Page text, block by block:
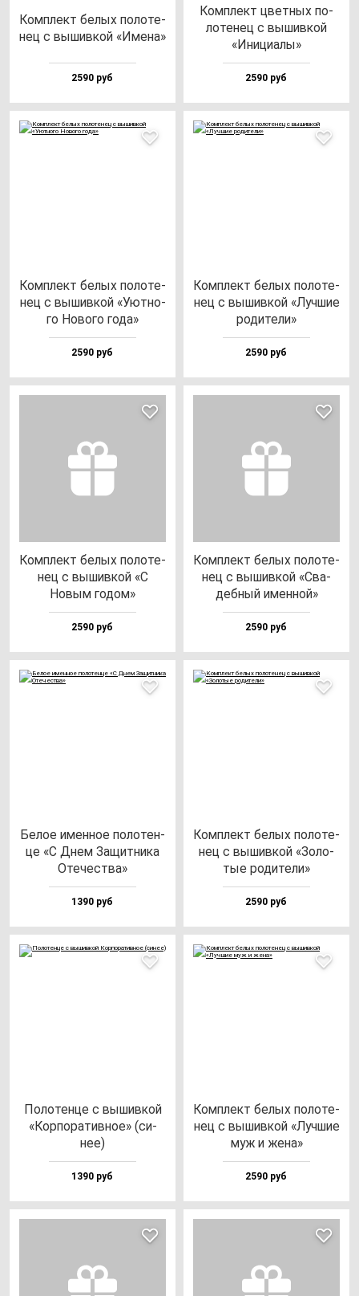
Ком­плект бе­лых по­ло­те­
нец с вы­шив­кой «Име­на»
2590 руб
Ком­плект цвет­ных по­
ло­те­нец с вы­шив­кой
«Ини­ци­алы»
2590 руб
Ком­плект бе­лых по­ло­те­
нец с вы­шив­кой «Уют­но­
го Ново­го го­да»
2590 руб
Ком­плект бе­лых по­ло­те­
нец с вы­шив­кой «Луч­шие
ро­ди­те­ли»
2590 руб
Ком­плект бе­лых по­ло­те­
нец с вы­шив­кой «С
Новым го­дом»
2590 руб
Ком­плект бе­лых по­ло­те­
нец с вы­шив­кой «Сва­
деб­ный имен­ной»
2590 руб
Белое имен­ное по­ло­тен­
це «С Днем Защит­ни­ка
Оте­чес­тва»
1390 руб
Ком­плект бе­лых по­ло­те­
нец с вы­шив­кой «Золо­
тые ро­ди­те­ли»
2590 руб
Поло­тен­це с вы­шив­кой
«Кор­по­ра­тив­ное» (си­
нее)
1390 руб
Ком­плект бе­лых по­ло­те­
нец с вы­шив­кой «Луч­шие
муж и же­на»
2590 руб